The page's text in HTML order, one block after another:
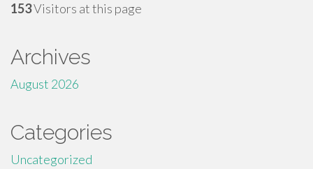
153Visitors at this page
Archives
August 2026
Categories
Uncategorized